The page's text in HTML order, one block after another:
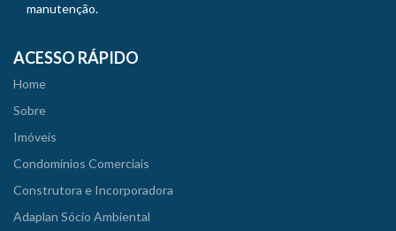
manutenção.
ACESSO RÁPIDO
Home
Sobre
Imóveis
Condomínios Comerciais
Construtora e Incorporadora
Adaplan Sócio Ambiental